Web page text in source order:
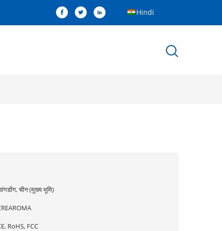
Hindi
चीन (मुख्य भूमि)
RoHS, FCC